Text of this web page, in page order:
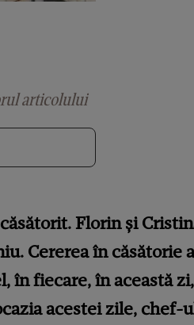
articolului
Florin și
Cererea în căsătorie
în fiecare, în această
acestei zile, chef-